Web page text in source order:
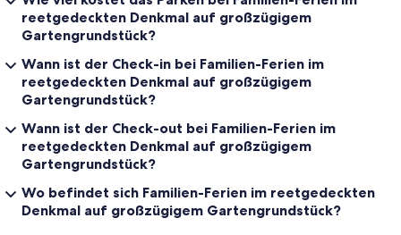
reetgedeckten Denkmal auf großzügigem
Gartengrundstück?
Wann ist der Check-in bei Familien-Ferien im
reetgedeckten Denkmal auf großzügigem
Gartengrundstück?
Wann ist der Check-out bei Familien-Ferien im
reetgedeckten Denkmal auf großzügigem
Gartengrundstück?
Wo befindet sich Familien-Ferien im reetgedeckten
Denkmal auf großzügigem Gartengrundstück?